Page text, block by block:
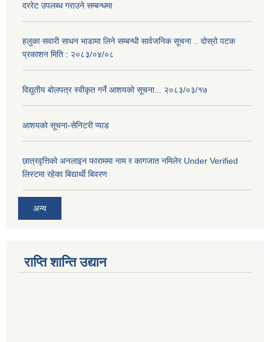
दररेट उपलब्ध गराउने सम्बन्धमा
हलुका सवारी साधन भाडामा लिने सम्बन्धी सार्वजनिक सूचना .. दोस्रो पटक
प्रकाशन मिति : २०८३/०४/०८
विद्युतीय बोलपत्र स्वीकृत गर्ने आशयको सूचना... २०८३/०३/१७
आशयको सूचना-सेनिटरी प्याड
छात्रवृत्तिको अनलाइन फाराममा नाम र कागजात नमिलेर Under Verified
लिस्टमा रहेका बिद्यार्थी बिवरण
अन्य
राप्ति शान्ति उद्यान